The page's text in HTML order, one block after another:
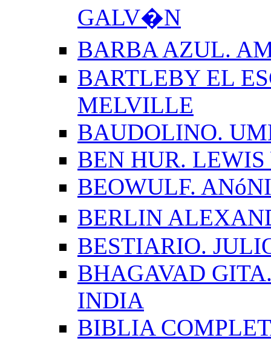
GALV�N
BARBA AZUL.
BARTLEBY EL
MELVILLE
BAUDOLINO.
BEN HUR.
BEOWULF.
BERLIN
BESTIARIO.
BHAGAVAD
INDIA
BIBLIA